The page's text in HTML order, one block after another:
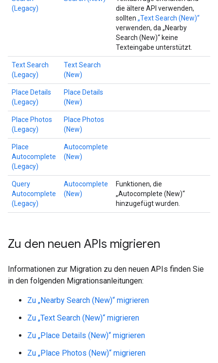
(Legacy)
die ältere API verwenden,
sollten „Text Search (New)“
verwenden, da „Nearby
Search (New)“ keine
Texteingabe unterstützt.
Text Search
(Legacy)
Text Search
(New)
Place Details
(Legacy)
Place Details
(New)
Place Photos
(Legacy)
Place Photos
(New)
Place
Autocomplete
(Legacy)
Autocomplete
(New)
Query
Autocomplete
(Legacy)
Autocomplete
(New)
Funktionen, die
„Autocomplete (New)“
hinzugefügt wurden.
Zu den neuen APIs migrieren
Informationen zur Migration zu den neuen APIs finden Sie
in den folgenden Migrationsanleitungen:
Zu „Nearby Search (New)“ migrieren
Zu „Text Search (New)“ migrieren
Zu „Place Details (New)“ migrieren
Zu „Place Photos (New)“ migrieren